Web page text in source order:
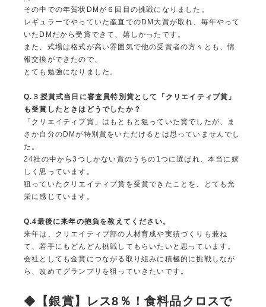
その中での年賀状DMが６回目の挑戦になりました。
レギュラーでやっていた産直でのDM大賞が取れ、毎年やって
いたDMだから受賞できて、嬉しかったです。
また、式場は格式が高い雰囲気で他の受賞者の方々とも、情
報交換ができたので、
とても勉強になりました。
Q. ３授賞式当日に審査員特別賞として「クリエイティブ賞」
も受賞したときはどうでしたか？
「クリエイティブ賞」はもともと狙っていた賞でしたが、ま
さか自分のDMが特別賞をいただけるとは思っていませんでし
た。
24社の中から3つしかない賞のうちの1つに選ばれ、本当に嬉
しく思っています。
狙っていたクリエイティブ賞を受賞できたことを、とても光
栄に感じています。
Q.4最後に来年の抱負を教えてください。
来年は、クリエイティブ部の人材育成や実績づくりも兼ね
て、若手にもどんどん挑戦してもらいたいと思っています。
会社としても金賞につながる取り組みに積極的に挑戦しなが
ら、改めてグランプリを狙っていきたいです。
◆ 【銀賞】レス8％！食料品クロスで